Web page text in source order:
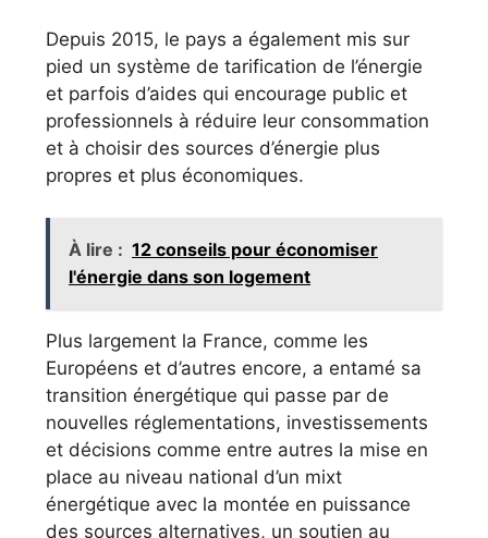
Depuis 2015, le pays a également mis sur
pied un système de tarification de l’énergie
et parfois d’aides qui encourage public et
professionnels à réduire leur consommation
et à choisir des sources d’énergie plus
propres et plus économiques.
À lire : 12 conseils pour économiser
l'énergie dans son logement
Plus largement la France, comme les
Européens et d’autres encore, a entamé sa
transition énergétique qui passe par de
nouvelles réglementations, investissements
et décisions comme entre autres la mise en
place au niveau national d’un mixt
énergétique avec la montée en puissance
des sources alternatives, un soutien au